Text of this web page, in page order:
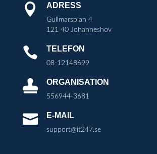
 ADRESS
Gullmarsplan 4
121 40 Johanneshov
 TELEFON
08-12148699
 ORGANISATION
556944-3681
 E-MAIL
support@it247.se